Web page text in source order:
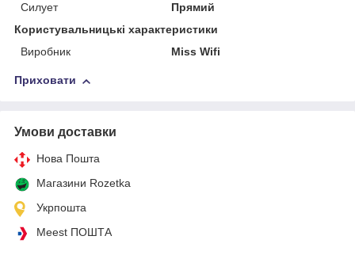
Силует
Прямий
Користувальницькі характеристики
Виробник
Miss Wifi
Приховати
Умови доставки
Нова Пошта
Магазини Rozetka
Укрпошта
Meest ПОШТА